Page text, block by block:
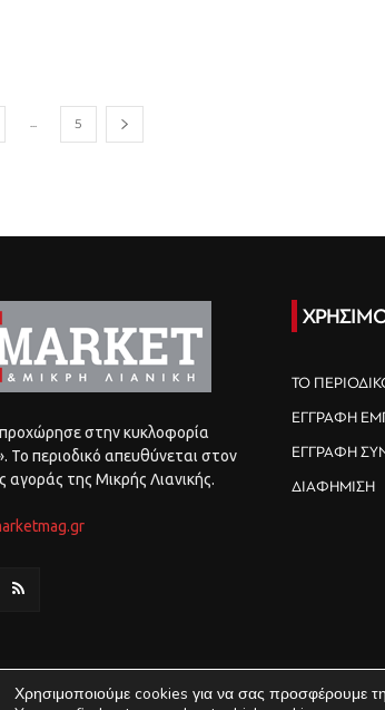
... 5
στην κυκλοφορία
Το περιοδικό απευθύνεται στον
αγοράς της Μικρής Λιανικής.
ΤΟ
ΕΓΓΡΑΦΗ
ΕΓΓΡΑΦΗ
ΔΙΑΦΗΜΙΣΗ
Χρησιμοποιούμε cookies για να σας προσφέρουμε